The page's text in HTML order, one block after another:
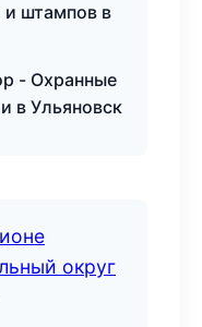
и штампов в
- Охранные
в Ульяновск
округ